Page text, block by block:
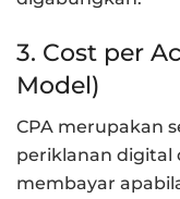
3. Cost per
Model)
CPA merupakan
periklanan digital
membayar